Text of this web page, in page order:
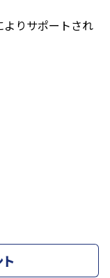
よりサポートされ